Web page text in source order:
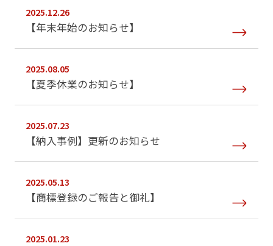
2025.12.26
【年末年始のお知らせ】
2025.08.05
【夏季休業のお知らせ】
2025.07.23
【納入事例】更新のお知らせ
2025.05.13
【商標登録のご報告と御礼】
2025.01.23